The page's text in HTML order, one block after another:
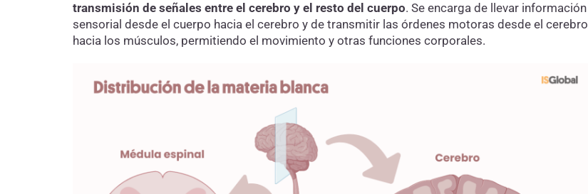
transmisión de señales entre el cerebro y el resto del cuerpo. Se encarga de llevar información
sensorial desde el cuerpo hacia el cerebro y de transmitir las órdenes motoras desde el cerebro
hacia los músculos, permitiendo el movimiento y otras funciones corporales.